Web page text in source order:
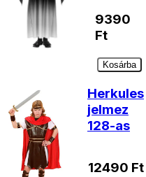
9390
Ft
Kosárba
Herkules
jelmez
128-as
12490 Ft